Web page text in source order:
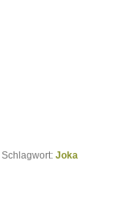
Schlagwort: Joka